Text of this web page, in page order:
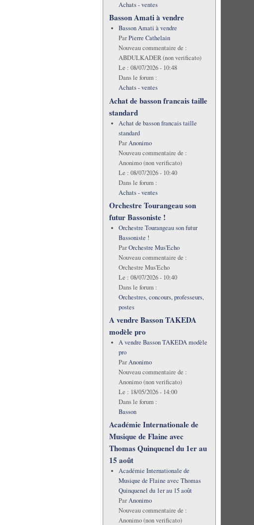
Achats - ventes
Basson Amati à vendre
Basson Amati à vendre
ParPierre Cathelain
Nouveau commentaire de :
ABDULKADER (non verificato)
Le : 08/07/2026 - 10:48
Dans le forum :
Achats - ventes
Achat de basson francais taille
standard
Achat de basson francais taille
standard
ParAnonimo
Nouveau commentaire de :
Anonimo (non verificato)
Le : 08/07/2026 - 10:40
Dans le forum :
Achats - ventes
Orchestre Tourangeau son
futur Bassoniste !
Orchestre Tourangeau son futur
Bassoniste !
ParOrchestre Mus'Echo
Nouveau commentaire de :
Orchestre Mus'Echo
Le : 08/07/2026 - 10:40
Dans le forum :
Orchestres, concours, professeurs,
postes
A vendre Basson TAKEDA
modèle pro
A vendre Basson TAKEDA modèle
pro
ParAnonimo
Nouveau commentaire de :
Anonimo (non verificato)
Le : 18/05/2026 - 14:00
Dans le forum :
Basson
Académie Internationale de
Musique de Flaine avec
Thomas Quinquenel du 1er au
15 août
Académie Internationale de
Musique de Flaine avec Thomas
Quinquenel du 1er au 15 août
ParAnonimo
Nouveau commentaire de :
Anonimo (non verificato)